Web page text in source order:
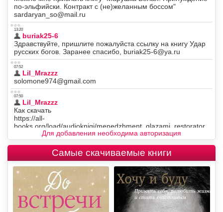
Для добавления необходима авторизация
Самые скачиваемые книги